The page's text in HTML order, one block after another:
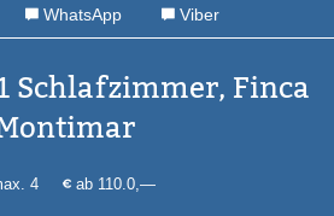
WhatsApp Viber
Schlafzimmer, Finca
4 ab 110.0,—